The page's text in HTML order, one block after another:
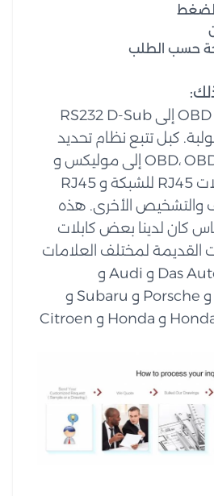
حسب الطلب
OBD ذكر إلى أنثى، OBD إلى RS232 D-Sub
كبل تتبع نظام تحديد
المواقع العالمي OBD، OBD إلى موليكس و
JST، OBD إلى كابلات RJ45 للشبكة و RJ45
والتشخيص الأخرى. هذه
كان لدينا بعض كابلات
القديمة لمختلف العلامات
التجارية مثل Das Auto VW و Audi و
Mercedes Benz و Porsche و Subaru و
Ford و Toyota و Honda و Honda و Citroen